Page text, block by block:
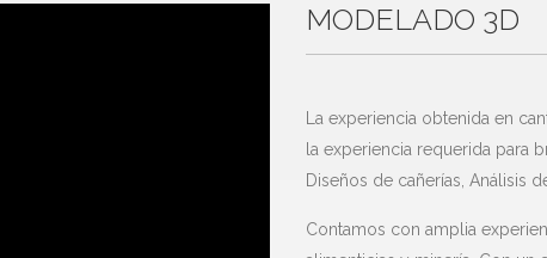
MODELADO 3D
La experiencia obtenida en
la experiencia requerida para
Diseños de cañerías, Análisis
Contamos con amplia